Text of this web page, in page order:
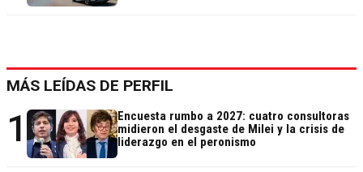
MÁS LEÍDAS DE PERFIL
1
Encuesta rumbo a 2027: cuatro consultoras
midieron el desgaste de Milei y la crisis de
liderazgo en el peronismo